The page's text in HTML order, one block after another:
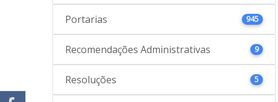
Portarias 945
Recomendações Administrativas 9
Resoluções 5